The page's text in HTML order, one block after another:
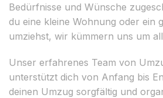
Bedürfnisse und Wünsche
du eine kleine Wohnung oder ein
umziehst, wir kümmern uns um
Unser erfahrenes Team von
unterstützt dich von Anfang bis
deinen Umzug sorgfältig und